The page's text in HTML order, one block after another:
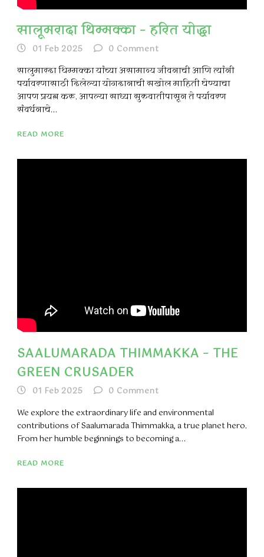
सालूमरादा थिम्मक्का – हरित योद्धा
01 Feb 2025 0 Comment
सालुमारदा थिम्मक्का यांच्या असामान्य जीवनाची आणि त्यांनी
पर्यावरणासाठी दिलेल्या योगदानाची सखोल माहिती घेण्याचा
आपण प्रयत्न करू. आपल्या साध्या सुरुवातीपासून ते पर्यावरण
संवर्धनाचे...
READ MORE
SAALUMARADA THIMMAKKA – THE
GREEN CRUSADER
01 Feb 2025 0 Comment
We explore the extraordinary life and environmental
contributions of Saalumarada Thimmakka, a true planet hero.
From her humble beginnings to becoming a...
READ MORE